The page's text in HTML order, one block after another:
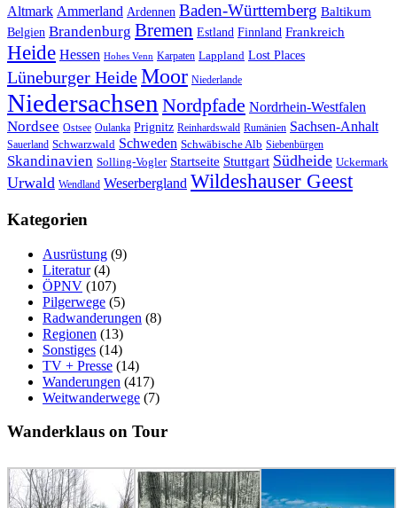
Altmark Ammerland Ardennen Baden-Württemberg Baltikum
Belgien Brandenburg Bremen Estland Finnland Frankreich
Heide Hessen Hohes Venn Karpaten Lappland Lost Places
Lüneburger HeideMoor Niederlande
Niedersachsen Nordpfade Nordrhein-Westfalen
Nordsee Ostsee Oulanka Prignitz Reinhardswald Rumänien Sachsen-Anhalt
Sauerland Schwarzwald Schweden Schwäbische Alb Siebenbürgen
Skandinavien Solling-Vogler Startseite Stuttgart Südheide Uckermark
Urwald Wendland Weserbergland Wildeshauser Geest
Kategorien
Ausrüstung (9)
Literatur(4)
ÖPNV (107)
Pilgerwege (5)
Radwanderungen (8)
Regionen (13)
Sonstiges (14)
TV + Presse (14)
Wanderungen (417)
Weitwanderwege (7)
Wanderklaus on Tour